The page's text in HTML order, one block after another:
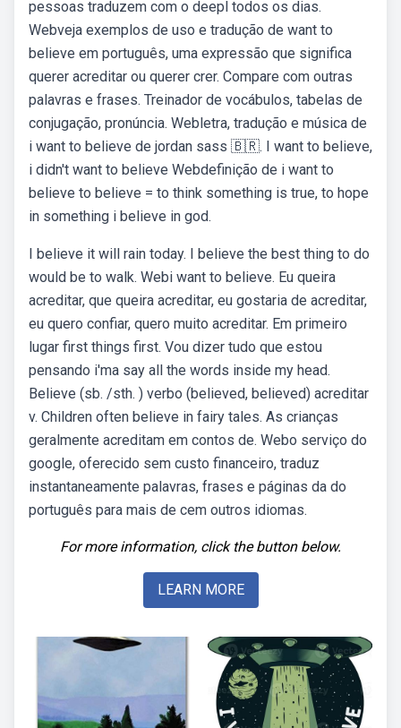
pessoas traduzem com o deepl todos os dias.
Webveja exemplos de uso e tradução de want to
believe em português, uma expressão que significa
querer acreditar ou querer crer. Compare com outras
palavras e frases. Treinador de vocábulos, tabelas de
conjugação, pronúncia. Webletra, tradução e música de
i want to believe de jordan sass 🇧🇷. I want to believe,
i didn't want to believe Webdefinição de i want to
believe to believe = to think something is true, to hope
in something i believe in god.
I believe it will rain today. I believe the best thing to do
would be to walk. Webi want to believe. Eu queira
acreditar, que queira acreditar, eu gostaria de acreditar,
eu quero confiar, quero muito acreditar. Em primeiro
lugar first things first. Vou dizer tudo que estou
pensando i'ma say all the words inside my head.
Believe (sb. /sth. ) verbo (believed, believed) acreditar
v. Children often believe in fairy tales. As crianças
geralmente acreditam em contos de. Webo serviço do
google, oferecido sem custo financeiro, traduz
instantaneamente palavras, frases e páginas da do
português para mais de cem outros idiomas.
For more information, click the button below.
LEARN MORE